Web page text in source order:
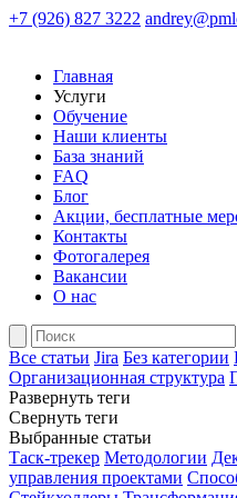
+7 (926) 827 3222
Главная
Услуги
Обучение
Наши клиенты
База знаний
FAQ
Блог
Акции, бесплатные
Контакты
Фотогалерея
Вакансии
О нас
Все статьи Jira Без категории
Организационная структура
Развернуть теги
Свернуть теги
Выбранные статьи
Таск-трекер Методологии
управления проектами